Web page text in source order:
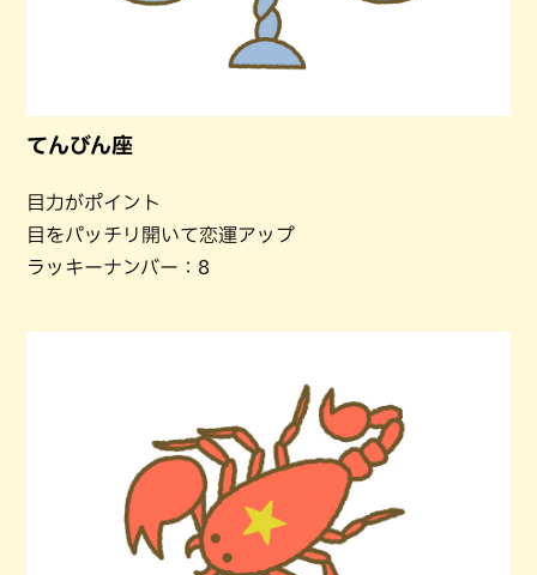
てんびん座
目力がポイント
目をパッチリ開いて恋運アップ
ラッキーナンバー：8